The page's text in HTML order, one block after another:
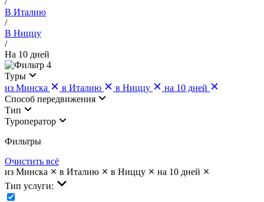
В Италию
/
В Ниццу
/
На 10 дней
4
Туры
из Минска
в Италию в Ниццу
на 10 дней
Cпособ передвижения
Тип
Туроператор
Фильтры
Очистить всё
из Минска
в Италию в Ниццу
на 10 дней
Тип услуги: